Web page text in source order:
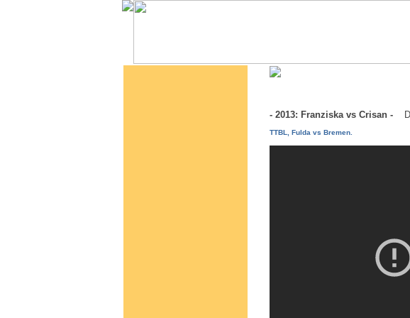
- 2013: Franziska vs Crisan -
TTBL, Fulda vs Bremen.